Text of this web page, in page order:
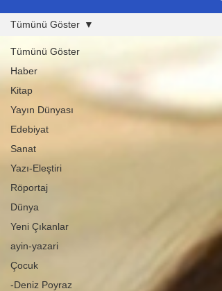
Tümünü Göster
Haber
Kitap
Yayın Dünyası
Edebiyat
Sanat
Yazı-Eleştiri
Röportaj
Dünya
Yeni Çıkanlar
ayin-yazari
Çocuk
-Deniz Poyraz
Tümünü Göster